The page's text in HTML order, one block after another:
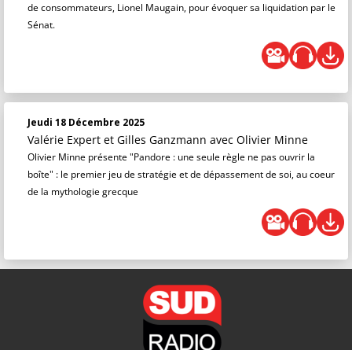
de consommateurs, Lionel Maugain, pour évoquer sa liquidation par le
Sénat.
Jeudi 18 Décembre 2025
Valérie Expert et Gilles Ganzmann avec Olivier Minne
Olivier Minne présente "Pandore : une seule règle ne pas ouvrir la
boîte" : le premier jeu de stratégie et de dépassement de soi, au coeur
de la mythologie grecque